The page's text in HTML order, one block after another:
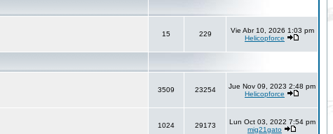
15 229
Vie Abr 10, 2026 1:03 pm
Helicopforce
3509 23254
Jue Nov 09, 2023 2:48 pm
Helicopforce
1024 29173
Lun Oct 03, 2022 7:54 pm
mig21gato